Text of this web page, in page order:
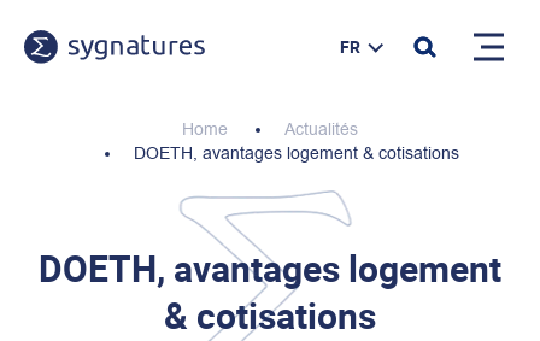
FR
Home
Actualités
DOETH, avantages logement & cotisations
DOETH, avantages logement
& cotisations